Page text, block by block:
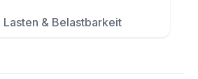
Lasten & Belastbarkeit